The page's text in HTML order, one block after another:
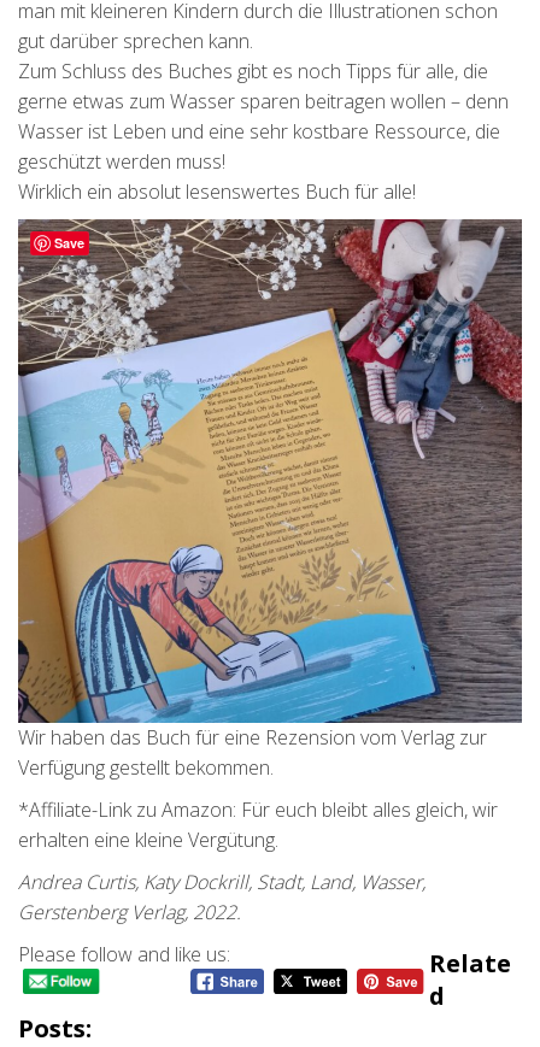
man mit kleineren Kindern durch die Illustrationen schon
gut darüber sprechen kann.
Zum Schluss des Buches gibt es noch Tipps für alle, die
gerne etwas zum Wasser sparen beitragen wollen – denn
Wasser ist Leben und eine sehr kostbare Ressource, die
geschützt werden muss!
Wirklich ein absolut lesenswertes Buch für alle!
Wir haben das Buch für eine Rezension vom Verlag zur
Verfügung gestellt bekommen.
*Affiliate-Link zu Amazon: Für euch bleibt alles gleich, wir
erhalten eine kleine Vergütung.
Andrea Curtis, Katy Dockrill, Stadt, Land, Wasser,
Gerstenberg Verlag, 2022.
Please follow and like us:
Relate
D
Posts:
Save